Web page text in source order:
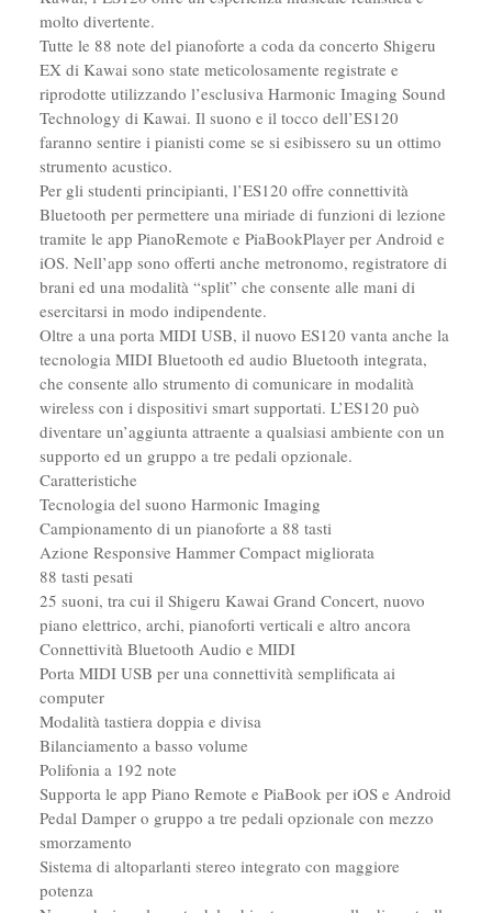
molto divertente.
Tutte le 88 note del pianoforte a coda da concerto Shigeru
EX di Kawai sono state meticolosamente registrate e
riprodotte utilizzando l’esclusiva Harmonic Imaging Sound
Technology di Kawai. Il suono e il tocco dell’ES120
faranno sentire i pianisti come se si esibissero su un ottimo
strumento acustico.
Per gli studenti principianti, l’ES120 offre connettività
Bluetooth per permettere una miriade di funzioni di lezione
tramite le app PianoRemote e PiaBookPlayer per Android e
iOS. Nell’app sono offerti anche metronomo, registratore di
brani ed una modalità “split” che consente alle mani di
esercitarsi in modo indipendente.
Oltre a una porta MIDI USB, il nuovo ES120 vanta anche la
tecnologia MIDI Bluetooth ed audio Bluetooth integrata,
che consente allo strumento di comunicare in modalità
wireless con i dispositivi smart supportati. L’ES120 può
diventare un’aggiunta attraente a qualsiasi ambiente con un
supporto ed un gruppo a tre pedali opzionale.
Caratteristiche
Tecnologia del suono Harmonic Imaging
Campionamento di un pianoforte a 88 tasti
Azione Responsive Hammer Compact migliorata
88 tasti pesati
25 suoni, tra cui il Shigeru Kawai Grand Concert, nuovo
piano elettrico, archi, pianoforti verticali e altro ancora
Connettività Bluetooth Audio e MIDI
Porta MIDI USB per una connettività semplificata ai
computer
Modalità tastiera doppia e divisa
Bilanciamento a basso volume
Polifonia a 192 note
Supporta le app Piano Remote e PiaBook per iOS e Android
Pedal Damper o gruppo a tre pedali opzionale con mezzo
smorzamento
Sistema di altoparlanti stereo integrato con maggiore
potenza